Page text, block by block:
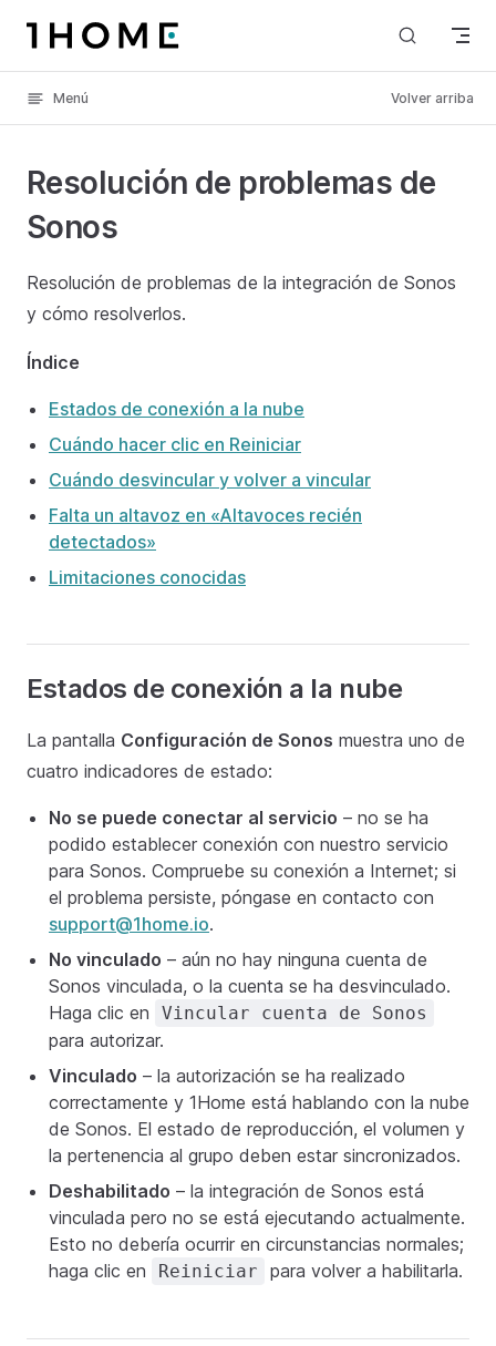
Skip to content
Menú Volver arriba
Resolución de problemas de
Sonos
Resolución de problemas de la integración de Sonos
y cómo resolverlos.
Índice
Estados de conexión a la nube
Cuándo hacer clic en Reiniciar
Cuándo desvincular y volver a vincular
Falta un altavoz en «Altavoces recién
detectados»
Limitaciones conocidas
Estados de conexión a la nube
La pantalla Configuración de Sonos muestra uno de
cuatro indicadores de estado:
No se puede conectar al servicio – no se ha
podido establecer conexión con nuestro servicio
para Sonos. Compruebe su conexión a Internet; si
el problema persiste, póngase en contacto con
support@1home.io.
No vinculado – aún no hay ninguna cuenta de
Sonos vinculada, o la cuenta se ha desvinculado.
Haga clic en
Vincular cuenta de Sonos
para autorizar.
Vinculado – la autorización se ha realizado
correctamente y 1Home está hablando con la nube
de Sonos. El estado de reproducción, el volumen y
la pertenencia al grupo deben estar sincronizados.
Deshabilitado – la integración de Sonos está
vinculada pero no se está ejecutando actualmente.
Esto no debería ocurrir en circunstancias normales;
haga clic en
Reiniciar para volver a habilitarla.